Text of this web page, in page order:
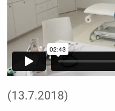
(13.7.2018)